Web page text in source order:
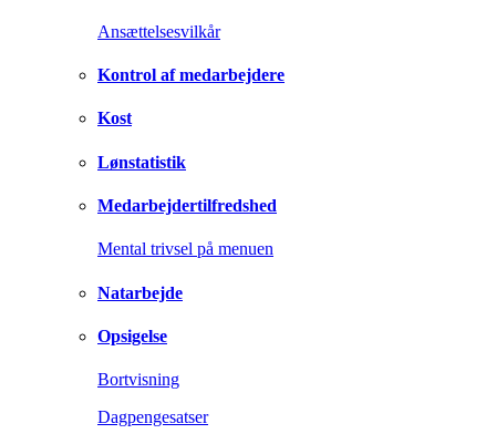
Ansættelsesvilkår
Kontrol af medarbejdere
Kost
Lønstatistik
Medarbejdertilfredshed
Mental trivsel på menuen
Natarbejde
Opsigelse
Bortvisning
Dagpengesatser